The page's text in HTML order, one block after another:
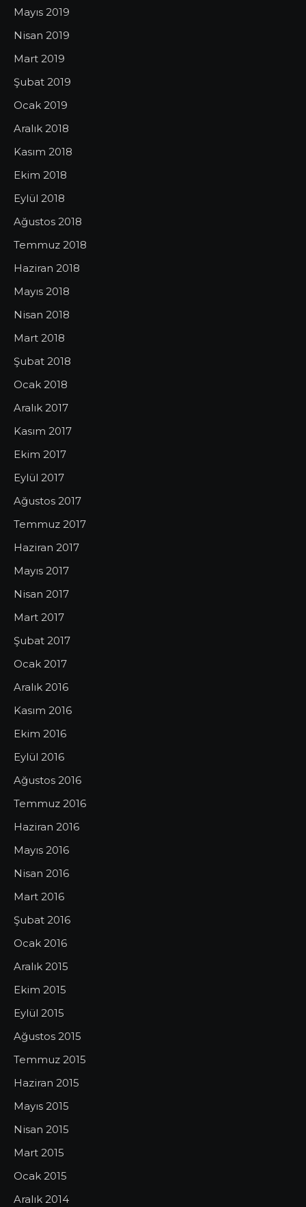
Mayıs 2019
Nisan 2019
Mart 2019
Şubat 2019
Ocak 2019
Aralık 2018
Kasım 2018
Ekim 2018
Eylül 2018
Ağustos 2018
Temmuz 2018
Haziran 2018
Mayıs 2018
Nisan 2018
Mart 2018
Şubat 2018
Ocak 2018
Aralık 2017
Kasım 2017
Ekim 2017
Eylül 2017
Ağustos 2017
Temmuz 2017
Haziran 2017
Mayıs 2017
Nisan 2017
Mart 2017
Şubat 2017
Ocak 2017
Aralık 2016
Kasım 2016
Ekim 2016
Eylül 2016
Ağustos 2016
Temmuz 2016
Haziran 2016
Mayıs 2016
Nisan 2016
Mart 2016
Şubat 2016
Ocak 2016
Aralık 2015
Ekim 2015
Eylül 2015
Ağustos 2015
Temmuz 2015
Haziran 2015
Mayıs 2015
Nisan 2015
Mart 2015
Ocak 2015
Aralık 2014